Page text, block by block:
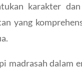
karakter
yang
madrasah